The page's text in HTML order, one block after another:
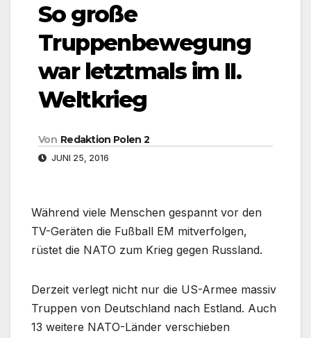
So große
Truppenbewegung
war letztmals im II.
Weltkrieg
Von Redaktion Polen 2
JUNI 25, 2016
Während viele Menschen gespannt vor den
TV-Geräten die Fußball EM mitverfolgen,
rüstet die NATO zum Krieg gegen Russland.
Derzeit verlegt nicht nur die US-Armee massiv
Truppen von Deutschland nach Estland. Auch
13 weitere NATO-Länder verschieben